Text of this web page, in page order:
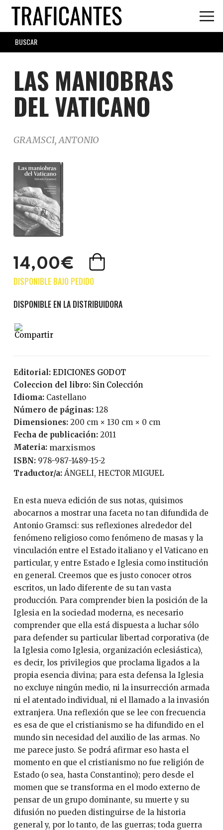
Skip
main
content
SEARCH
FORM
LAS MANIOBRAS
DEL VATICANO
GRAMSCI, ANTONIO
14,00€
Editorial:
EDICIONES GODOT
Coleccion del libro:
Sin Colección
Idioma:
Castellano
Número de páginas: 128
Dimensiones: 200 cm × 130 cm × 0 cm
Fecha de publicación:
2011
Materia: marxismos
ISBN:
978-987-1489-15-2
Traductor/a:
ÁNGELI, HECTOR MIGUEL
En esta nueva edición de sus notas, quisimos
abocarnos a mostrar una faceta no tan difundida de
Antonio Gramsci: sus reflexiones alrededor del
fenómeno religioso como fenómeno de masas y la
vinculación entre el Estado italiano y el Vaticano en
particular, y entre Estado e Iglesia como institución
en general. Creemos que es justo conocer otros
escritos, un lado diferente de su tan vasta
producción. Para comprender bien la posición de la
Iglesia en la sociedad moderna, es necesario
comprender que ella está dispuesta a luchar sólo
para defender su particular libertad corporativa (de
la Iglesia como Iglesia, organización eclesiástica),
es decir, los privilegios que proclama ligados a la
propia esencia divina; para esta defensa la Iglesia
no excluye ningún medio, ni la insurrección armada
ni el atentado individual, ni el llamado a la invasión
extranjera. Una reflexión que se lee con frecuencia
es esa de que el cristianismo se ha difundido en el
mundo sin necesidad del auxilio de las armas. No
me parece justo. Se podrá afirmar eso hasta el
momento en que el cristianismo no fue religión de
Estado (o sea, hasta Constantino); pero desde el
momen que se transforma en el modo externo de
pensar de un grupo dominante, su muerte y su
difusión no pueden distinguirse de la historia
general y, por lo tanto, de las guerras; toda guerra